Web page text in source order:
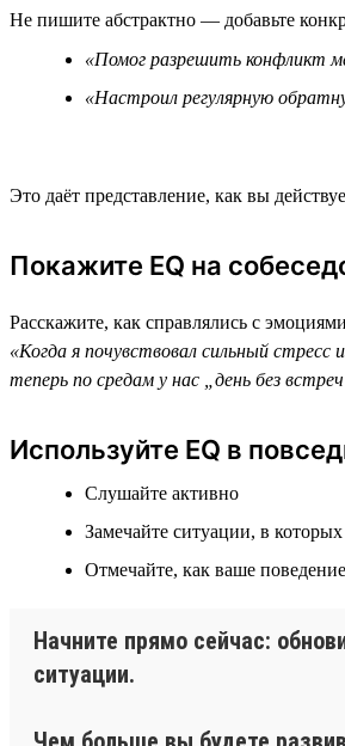
Не пишите абстрактно — добавьте
«Помог разрешить конфликт
«Настроил регулярную
Это даёт представление, как вы
Покажите EQ на
Расскажите, как справлялись с
«Когда я почувствовал сильный
теперь по средам у нас „день без
Используйте EQ в
Слушайте активно
Замечайте ситуации, в
Отмечайте, как ваше
Начните прямо сейчас:
ситуации.